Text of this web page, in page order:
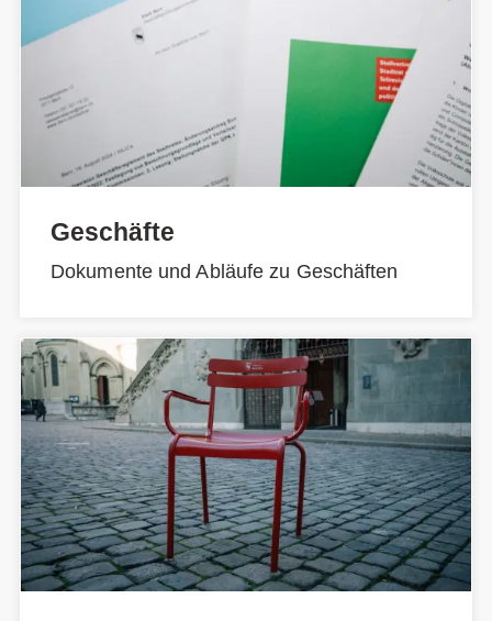
Geschäfte
Dokumente und Abläufe zu Geschäften